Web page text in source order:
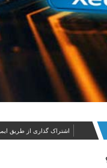
اشتراک گذاری از طریق